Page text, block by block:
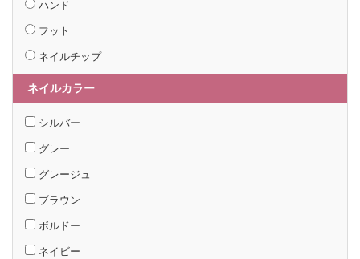
ハンド
フット
ネイルチップ
ネイルカラー
シルバー
グレー
グレージュ
ブラウン
ボルドー
ネイビー